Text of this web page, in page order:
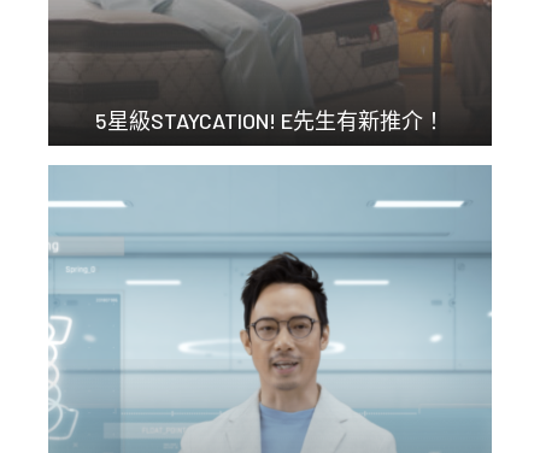
5星級STAYCATION! E先生有新推介！